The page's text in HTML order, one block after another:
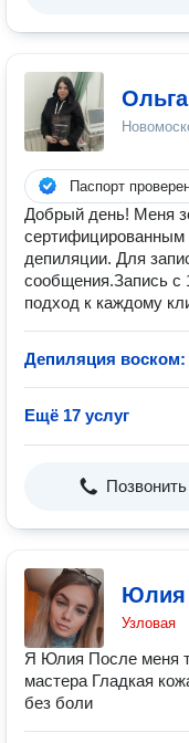
Паспорт
Добрый день! Меня
сертифицированным
депиляции. Для
сообщения.Запись с
подход к каждому
Депиляция
Ещё 17 услуг
Позвонить
Юлия
Узловая
Я Юлия После меня
мастера Гладкая
без боли